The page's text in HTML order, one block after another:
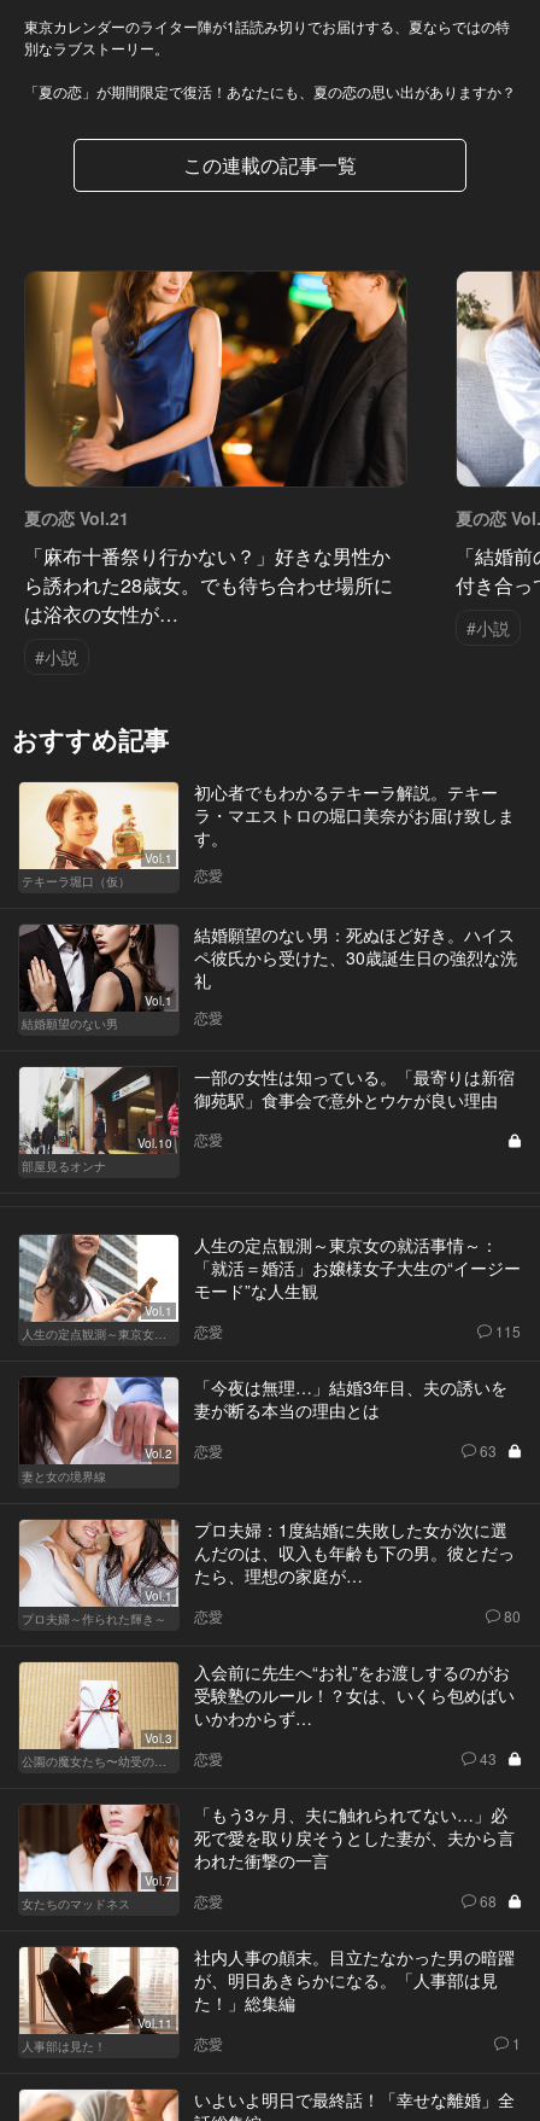
東京カレンダーのライター陣が1話読み切りでお届けする、夏ならではの特
別なラブストーリー。
「夏の恋」が期間限定で復活！あなたにも、夏の恋の思い出がありますか？
この連載の記事一覧
夏の恋 Vol.21
「麻布十番祭り行かない？」好きな男性か
ら誘われた28歳女。でも待ち合わせ場所に
は浴衣の女性が…
#小説
夏の恋
「結婚
付き合っ
#小説
おすすめ記事
Vol.1
テキーラ堀口（仮）
初心者でもわかるテキーラ解説。テキー
ラ・マエストロの堀口美奈がお届け致しま
す。
恋愛
Vol.1
結婚願望のない男
結婚願望のない男：死ぬほど好き。ハイス
ペ彼氏から受けた、30歳誕生日の強烈な洗
礼
恋愛
Vol.10
部屋見るオンナ
一部の女性は知っている。「最寄りは新宿
御苑駅」食事会で意外とウケが良い理由
恋愛
Vol.1
人生の定点観測～東京女の就活事情～
人生の定点観測～東京女の就活事情～：
「就活＝婚活」お嬢様女子大生の“イージー
モード”な人生観
恋愛 115
Vol.2
妻と女の境界線
「今夜は無理…」結婚3年目、夫の誘いを
妻が断る本当の理由とは
恋愛 63
Vol.1
プロ夫婦～作られた輝き～
プロ夫婦：1度結婚に失敗した女が次に選
んだのは、収入も年齢も下の男。彼とだっ
たら、理想の家庭が…
恋愛 80
Vol.3
公園の魔女たち〜幼受の世界〜
入会前に先生へ“お礼”をお渡しするのがお
受験塾のルール！？女は、いくら包めばい
いかわからず…
恋愛 43
Vol.7
女たちのマッドネス
「もう3ヶ月、夫に触れられてない…」必
死で愛を取り戻そうとした妻が、夫から言
われた衝撃の一言
恋愛 68
Vol.11
人事部は見た！
社内人事の顛末。目立たなかった男の暗躍
が、明日あきらかになる。「人事部は見
た！」総集編
恋愛 1
いよいよ明日で最終話！「幸せな離婚」全